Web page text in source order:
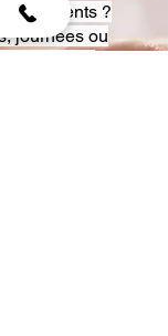
?
journées ou